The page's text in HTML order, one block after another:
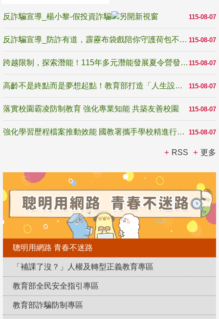
115-08-07
反詐騙宣導_楊小黎-假投資詐騙
115-08-07
反詐騙宣導_防詐有道，霹靂布袋戲陪你守護荷包不受騙
115-08-07
跨越限制，探索潛能！115年多元潛能發展夏令營發掘生命無限可能
115-08-07
高齡不是終點而是夢想起點！教育部打造「人生設計夢工場」 參展第3屆高齡健康產業博覽會
115-08-07
落實校園霸凌防制教育 強化專業知能 共築友善校園
115-08-07
強化學習歷程檔案推動效能 國教署攜手學校精進行政與教學支持
RSS 更多
聰明用網路 青春不迷路
「補課了沒？」人權及轉型正義教育專區
教育部全民安全指引專區
教育部詐騙防制專區